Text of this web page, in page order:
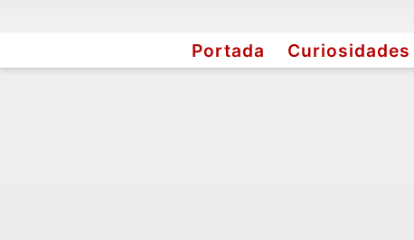
Portada Curiosidades